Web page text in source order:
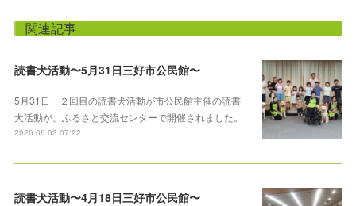
関連記事
読書犬活動〜5月31日三好市公民館〜
5月31日 ２回目の読書犬活動が市公民館主催の読書
犬活動が、ふるさと交流センターで開催されました。
2026.06.03 07:22
読書犬活動〜4月18日三好市公民館〜